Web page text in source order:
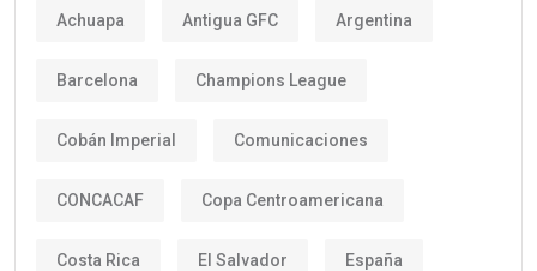
Achuapa Antigua GFC Argentina
Barcelona Champions League
Cobán Imperial Comunicaciones
CONCACAF Copa Centroamericana
Costa Rica El Salvador España